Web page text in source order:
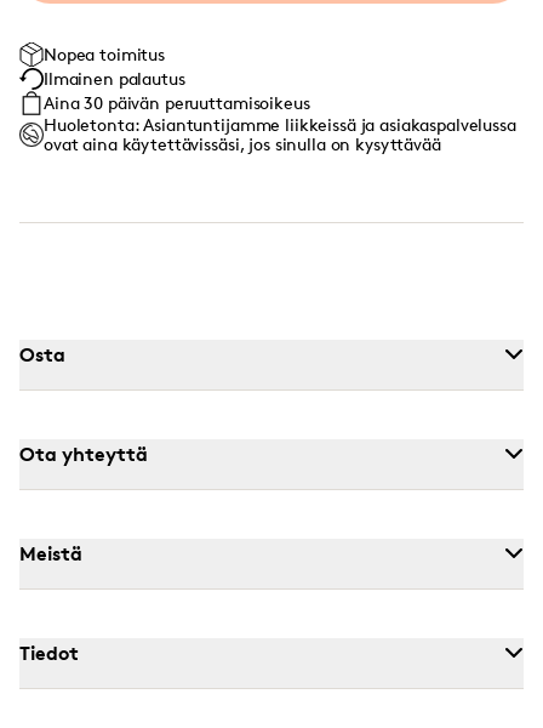
Nopea toimitus
Ilmainen palautus
Aina 30 päivän peruuttamisoikeus
Huoletonta: Asiantuntijamme liikkeissä ja asiakaspalvelussa
ovat aina käytettävissäsi, jos sinulla on kysyttävää
Osta
Ota yhteyttä
Meistä
Tiedot